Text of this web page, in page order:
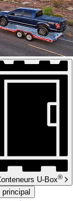
U-Box®
principal